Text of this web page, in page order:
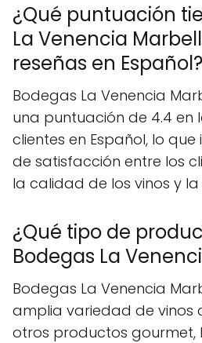
¿Qué puntuación
La Venencia
reseñas en Español?
Bodegas La Venencia
una puntuación de 4.4 en
clientes en Español, lo
de satisfacción entre los
la calidad de los vinos y
¿Qué tipo de
Bodegas La
Bodegas La Venencia
amplia variedad de vinos
otros productos gourmet,